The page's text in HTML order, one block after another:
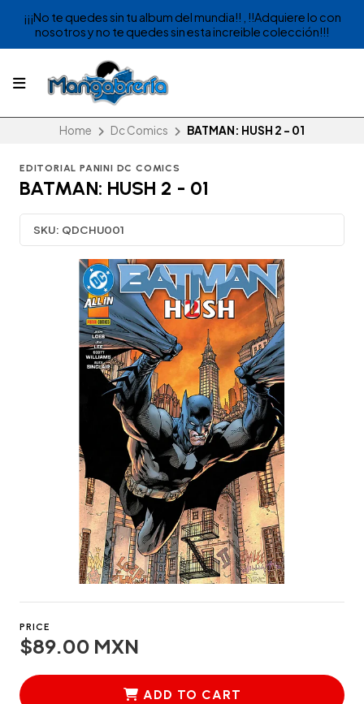
¡¡¡No te quedes sin tu album del mundia!! , !!Adquiere lo con
nosotros y no te quedes sin esta increible colección!!!
Home Dc Comics BATMAN: HUSH 2 - 01
EDITORIAL PANINI DC COMICS
BATMAN: HUSH 2 - 01
SKU: QDCHU001
PRICE
$89.00 MXN
ADD TO CART